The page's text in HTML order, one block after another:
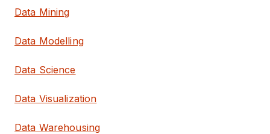
Data Mining
Data Modelling
Data Science
Data Visualization
Data Warehousing